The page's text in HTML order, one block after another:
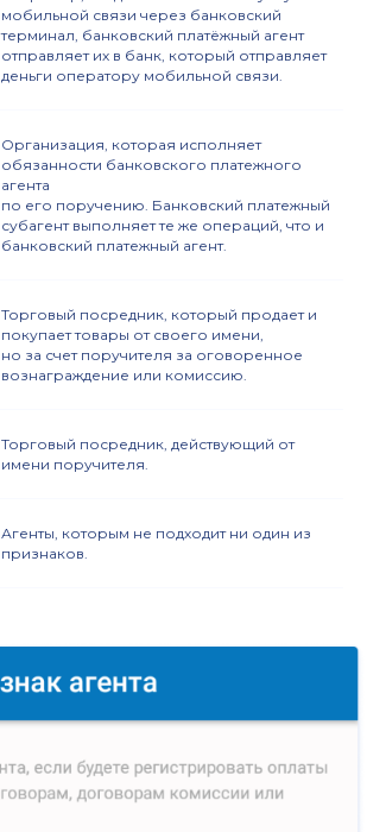
мобильной связи через банковский
терминал, банковский платёжный агент
отправляет их в банк, который отправляет
деньги оператору мобильной связи.
Организация, которая исполняет
обязанности банковского платежного
агента
по его поручению. Банковский платежный
субагент выполняет те же операций, что и
банковский платежный агент.
Торговый посредник, который продает и
покупает товары от своего имени,
но за счет поручителя за оговоренное
вознаграждение или комиссию.
Торговый посредник, действующий от
имени поручителя.
Агенты, которым не подходит ни один из
признаков.